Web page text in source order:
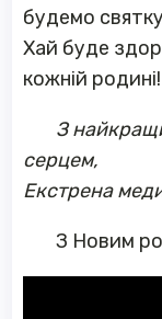
будемо
Хай буде
кожній родині!
З
серцем,
Екстрена
З Новим